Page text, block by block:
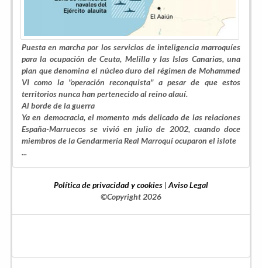
Puesta en marcha por los servicios de inteligencia marroquíes
para la ocupación de Ceuta, Melilla y las Islas Canarias, una
plan que denomina el núcleo duro del régimen de Mohammed
VI como la "operación reconquista" a pesar de que estos
territorios nunca han pertenecido al reino alauí.
Al borde de la guerra
Ya en democracia, el momento más delicado de las relaciones
España-Marruecos se vivió en julio de 2002, cuando doce
miembros de la Gendarmería Real Marroquí ocuparon el islote
...
Política de privacidad y cookies | Aviso Legal
©Copyright 2026